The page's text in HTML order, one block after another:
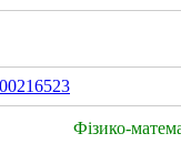
Фізико-